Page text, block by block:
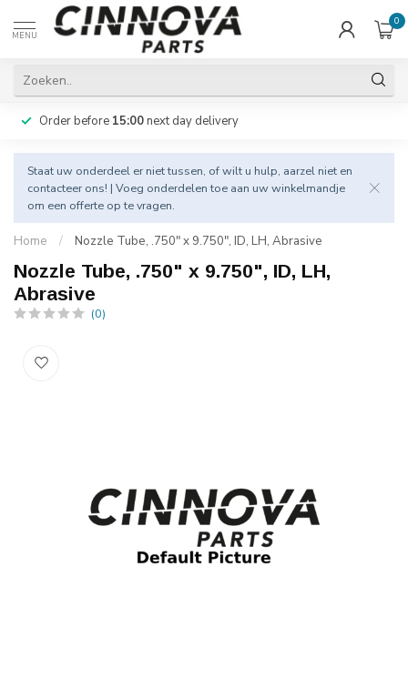
MENU
0
Order before 15:00next day delivery
Staat uw onderdeel er niet tussen, of wilt u hulp, aarzel niet en
contacteer ons! | Voeg onderdelen toe aan uw winkelmandje
om een offerte op te vragen.
Home / Nozzle Tube, .750" x 9.750", ID, LH, Abrasive
Nozzle Tube, .750" x 9.750", ID, LH,
Abrasive
(0)